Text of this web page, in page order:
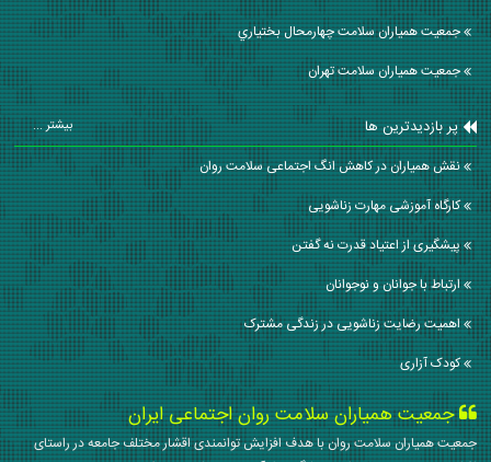
جمعیت همیاران سلامت چهارمحال بختياري
جمعیت همیاران سلامت تهران
پر بازدیدترین ها بیشتر ...
نقش همیاران در کاهش انگ اجتماعی سلامت روان
کارگاه آموزشی مهارت زناشویی
پیشگیری از اعتیاد قدرت نه گفتن
ارتباط با جوانان و نوجوانان
اهمیت رضایت زناشویی در زندگی مشترک
کودک آزاری
جمعیت همیاران سلامت روان اجتماعی ایران
جمعیت همیاران سلامت روان با هدف افزایش توانمندی اقشار مختلف جامعه در راستای